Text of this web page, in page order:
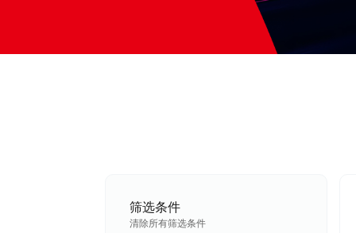
筛选条件
清除所有筛选条件